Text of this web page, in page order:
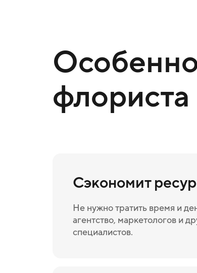
флориста
Сэкономит
Не нужно тратить время и
агентство, маркетологов и
специалистов.